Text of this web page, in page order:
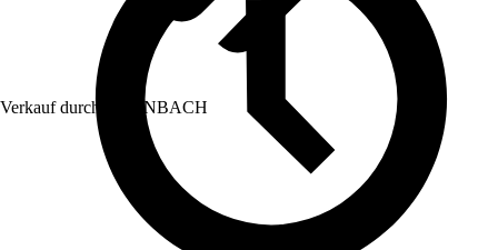
Verkauf durch: HORNBACH